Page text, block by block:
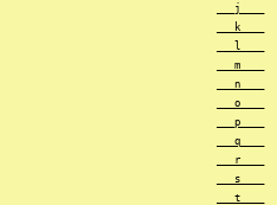
___j____
___k____
___m____
___n____
___o____
___p____
___q____
___r____
___s____
___t____